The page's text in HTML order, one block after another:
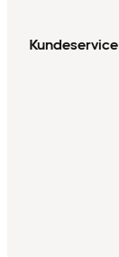
Kundeservice